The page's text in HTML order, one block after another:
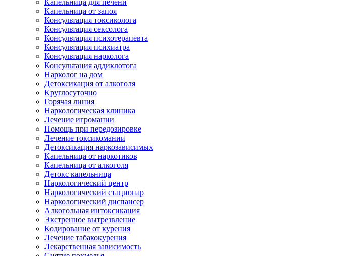
Капельница для печени
Капельница от запоя
Консультация токсиколога
Консультация сексолога
Консультация психотерапевта
Консультация психиатра
Консультация нарколога
Консультация аддиклотога
Нарколог на дом
Детоксикация от алкоголя
Круглосуточно
Горячая линия
Наркологическая клиника
Лечение игромании
Помощь при передозировке
Лечение токсикомании
Детоксикация наркозависимых
Капельница от наркотиков
Капельница от алкоголя
Детокс капельница
Наркологический центр
Наркологический стационар
Наркологический диспансер
Алкогольная интоксикация
Экстренное вытрезвление
Кодирование от курения
Лечение табакокурения
Лекарственная зависимость